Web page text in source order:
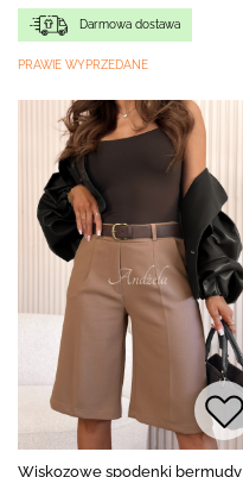
Darmowa dostawa
PRAWIE WYPRZEDANE
Wiskozowe spodenki bermudy